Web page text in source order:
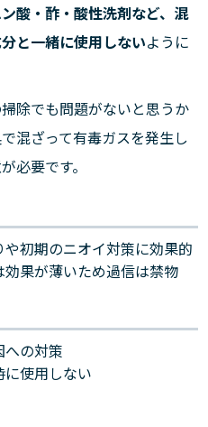
酸・酢・酸性洗剤など、混
と一緒に使用しないように
除でも問題がないと思うか
混ざって有毒ガスを発生し
必要です。
初期のニオイ対策に効果的
果が薄いため過信は禁物
への対策
使用しない